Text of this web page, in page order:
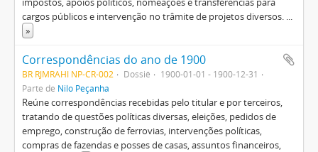
cargos públicos e intervenção no trâmite de projetos diversos. ...
»
Correspondências do ano de 1900
BR RJMRAHI NP-CR-002 Dossiê
1900-01-01 - 1900-12-31
Parte de Nilo Peçanha
Reúne correspondências recebidas pelo titular e por terceiros,
tratando de questões políticas diversas, eleições, pedidos de
emprego, construção de ferrovias, intervenções políticas,
compras de fazendas e posses de casas, assuntos financeiros,